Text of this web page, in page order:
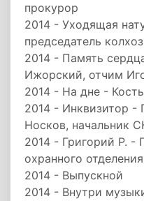
прокурор
2014 - Уходящая
председатель
2014 - Память
Ижорский, отчим
2014 - На дне -
2014 - Инквизитор -
Носков, начальник
2014 - Григорий Р. -
охранного отделения
2014 - Выпускной
2014 - Внутри